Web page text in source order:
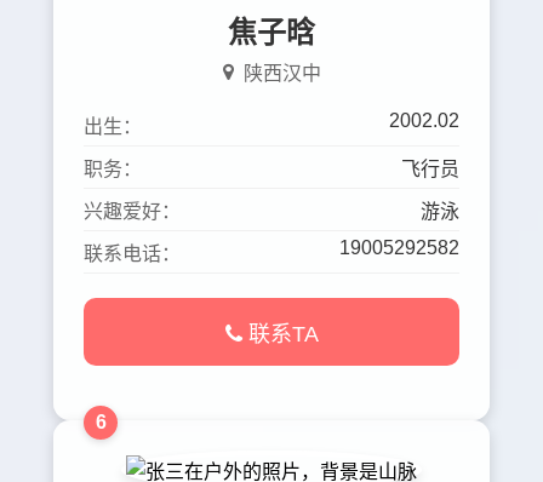
焦子晗
陕西汉中
出生： 2002.02
职务： 飞行员
兴趣爱好： 游泳
联系电话： 19005292582
联系TA
6